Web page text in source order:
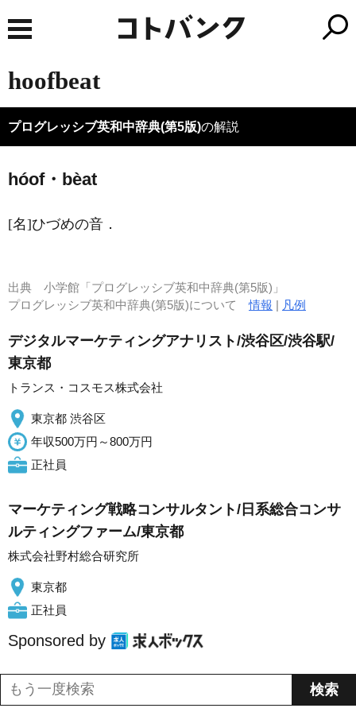
hoofbeat
プログレッシブ英和中辞典(第5版)の解説
hóof・bèat
[名]ひづめの音 ．
出典 小学館「プログレッシブ英和中辞典(第5版)」
プログレッシブ英和中辞典(第5版)について情報 | 凡例
デジタルマーケティングアナリスト/渋谷区/渋谷駅/
東京都
トランス・コスモス株式会社
東京都 渋谷区
年収500万円～800万円
正社員
マーケティング戦略コンサルタント/日系総合コンサ
ルティングファーム/東京都
株式会社野村総合研究所
東京都
正社員
Sponsored by